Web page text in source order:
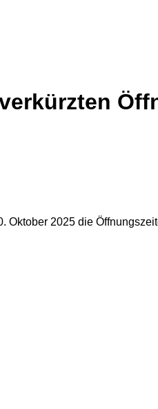
Oktober 2025 die